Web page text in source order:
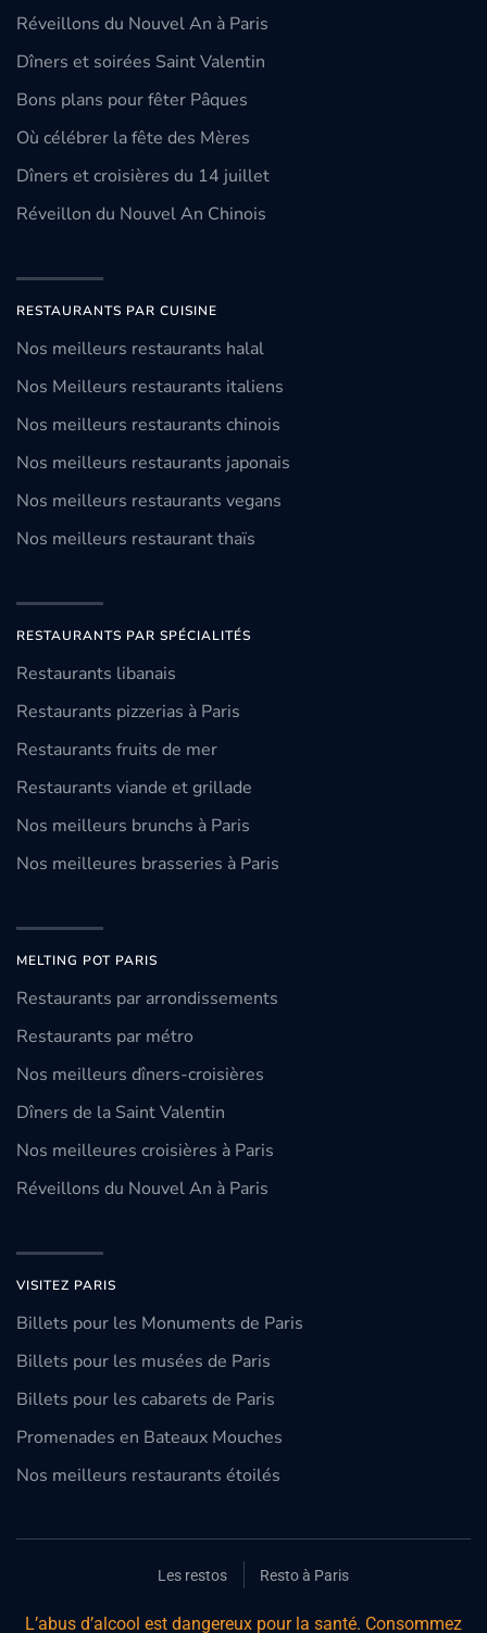
Réveillons du Nouvel An à Paris
Dîners et soirées Saint Valentin
Bons plans pour fêter Pâques
Où célébrer la fête des Mères
Dîners et croisières du 14 juillet
Réveillon du Nouvel An Chinois
RESTAURANTS PAR CUISINE
Nos meilleurs restaurants halal
Nos Meilleurs restaurants italiens
Nos meilleurs restaurants chinois
Nos meilleurs restaurants japonais
Nos meilleurs restaurants vegans
Nos meilleurs restaurant thaïs
RESTAURANTS PAR SPÉCIALITÉS
Restaurants libanais
Restaurants pizzerias à Paris
Restaurants fruits de mer
Restaurants viande et grillade
Nos meilleurs brunchs à Paris
Nos meilleures brasseries à Paris
MELTING POT PARIS
Restaurants par arrondissements
Restaurants par métro
Nos meilleurs dîners-croisières
Dîners de la Saint Valentin
Nos meilleures croisières à Paris
Réveillons du Nouvel An à Paris
VISITEZ PARIS
Billets pour les Monuments de Paris
Billets pour les musées de Paris
Billets pour les cabarets de Paris
Promenades en Bateaux Mouches
Nos meilleurs restaurants étoilés
Les restos Resto à Paris
L’abus d’alcool est dangereux pour la santé. Consommez